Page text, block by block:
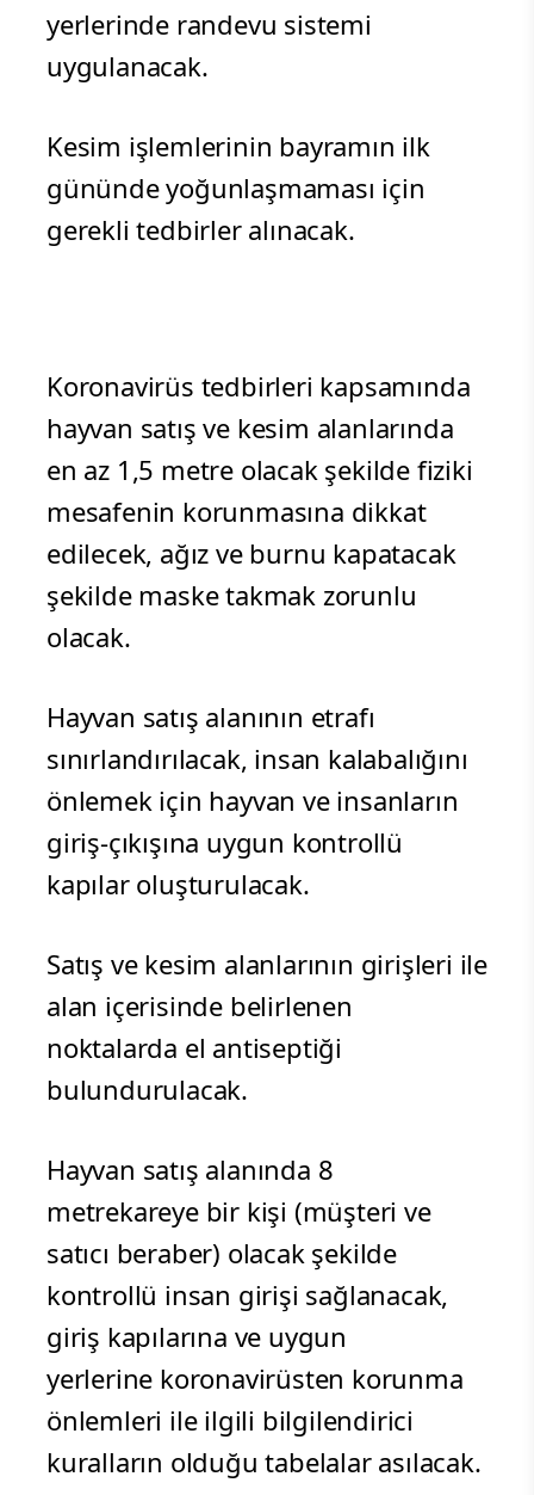
yerlerinde randevu sistemi
uygulanacak.
Kesim işlemlerinin bayramın ilk
gününde yoğunlaşmaması için
gerekli tedbirler alınacak.
Koronavirüs tedbirleri kapsamında
hayvan satış ve kesim alanlarında
en az 1,5 metre olacak şekilde fiziki
mesafenin korunmasına dikkat
edilecek, ağız ve burnu kapatacak
şekilde maske takmak zorunlu
olacak.
Hayvan satış alanının etrafı
sınırlandırılacak, insan kalabalığını
önlemek için hayvan ve insanların
giriş-çıkışına uygun kontrollü
kapılar oluşturulacak.
Satış ve kesim alanlarının girişleri ile
alan içerisinde belirlenen
noktalarda el antiseptiği
bulundurulacak.
Hayvan satış alanında 8
metrekareye bir kişi (müşteri ve
satıcı beraber) olacak şekilde
kontrollü insan girişi sağlanacak,
giriş kapılarına ve uygun
yerlerine koronavirüsten korunma
önlemleri ile ilgili bilgilendirici
kuralların olduğu tabelalar asılacak.